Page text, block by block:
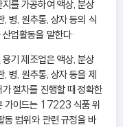
를 가공하여 액상, 분상
병, 원추통, 상자 등의 식
업활동을 말한다·
기 제조업은 액상, 분상
병, 원추통, 상자 등을 제
절차를 진행할 때 정확한
가이드는 17223 식품 위
동 범위와 관련 규정을 바